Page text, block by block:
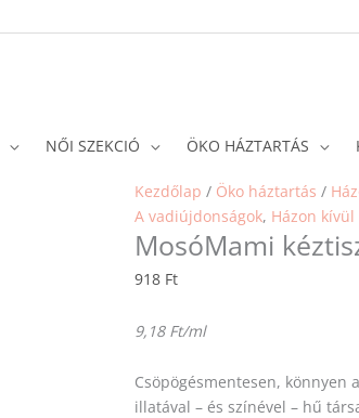
NŐI SZEKCIÓ ÖKO HÁZTARTÁS
Kezdőlap / Öko háztartás /
A vadiújdonságok, Házon kívül
MosóMami
918 Ft
9,18 Ft/ml
Csöpögésmentesen, könnyen
illatával – és színével – hű
MosóMami
kéztisztító
gél
sárgadinnyés